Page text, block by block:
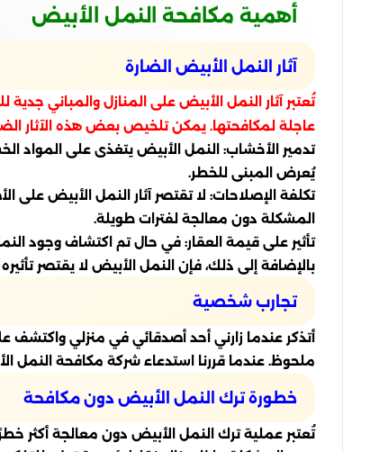
أهمية مكافحة النمل الأبيض
آثار النمل الأبيض الضارة
تُعتبر آثار النمل الأبيض على المنازل والمباني
عاجلة لمكافحتها. يمكن تلخيص بعض هذه الآثار
تدمير الأخشاب: النمل الأبيض يتغذى على المواد
يُعرض المبنى للخطر.
تكلفة الإصلاحات: لا تقتصر آثار النمل الأبيض على
المشكلة دون معالجة لفترات طويلة.
تأثير على قيمة العقار: في حال تم اكتشاف وجود
بالإضافة إلى ذلك، فإن النمل الأبيض لا يقتصر
تجارب شخصية
أتذكر عندما زارني أحد أصدقائي في منزلي واكتشف
ملحوظ. عندما قررنا استدعاء شركة مكافحة النمل
خطورة ترك النمل الأبيض دون مكافحة
تُعتبر عملية ترك النمل الأبيض دون معالجة أكثر